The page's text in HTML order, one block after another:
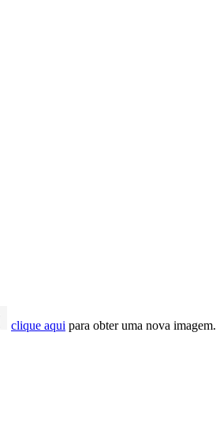
clique aqui para obter uma nova imagem.